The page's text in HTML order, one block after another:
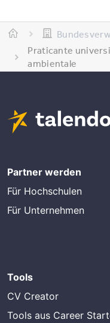
Praticante
ambientale
Partner werden
Für Hochschulen
Für Unternehmen
Tools
CV Creator
Tools aus Career